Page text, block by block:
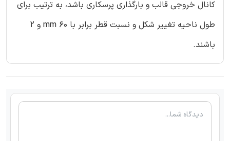
کانال خروجی قالب و بارگذاری پرسکاری باشد، به ترتیب برای
طول ناحیه تغییر شکل و نسبت قطر برابر با 60 mm و 2
باشند.